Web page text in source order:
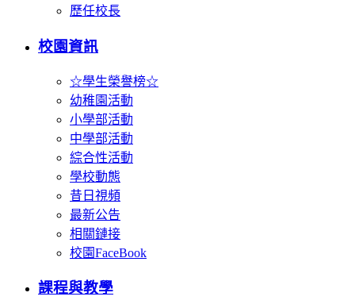
歷任校長
校園資訊
☆學生榮譽榜☆
幼稚園活動
小學部活動
中學部活動
綜合性活動
學校動態
昔日視頻
最新公告
相關鏈接
校園FaceBook
課程與教學